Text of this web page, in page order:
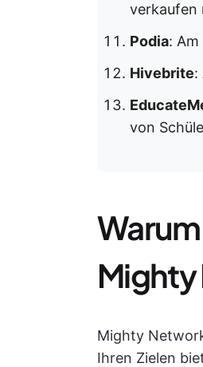
verkaufen
Podia:
Hivebrite:
von
Mighty
Ihren Zielen